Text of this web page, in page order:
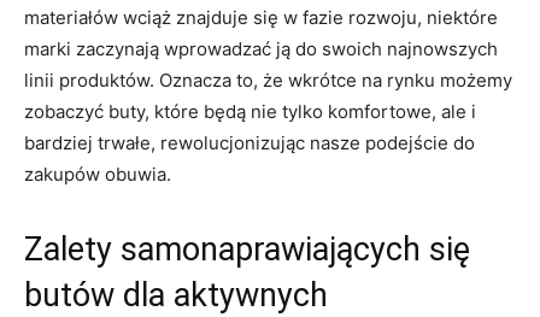
materiałów wciąż znajduje się w fazie rozwoju, niektóre
marki zaczynają wprowadzać ją do swoich najnowszych
linii produktów. Oznacza to, że wkrótce na rynku możemy
zobaczyć buty, które będą nie tylko komfortowe, ale i
bardziej trwałe, rewolucjonizując nasze podejście do
zakupów obuwia.
Zalety samonaprawiających się
butów dla aktywnych